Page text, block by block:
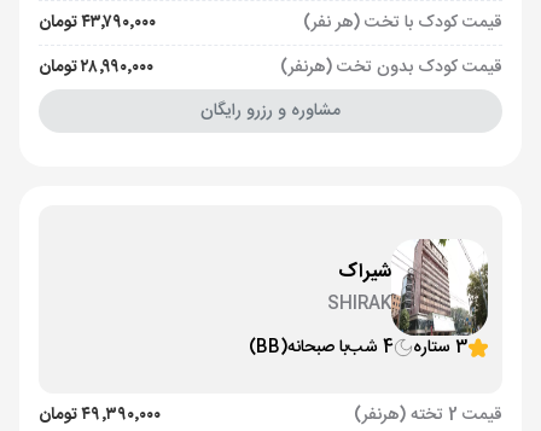
قیمت کودک با تخت (هر نفر)
۴۳٬۷۹۰٬۰۰۰ تومان
قیمت کودک بدون تخت (هرنفر)
۲۸٬۹۹۰٬۰۰۰ تومان
مشاوره و رزرو رایگان
شیراک
SHIRAK
3 ستاره
4 شب با صبحانه(BB)
قیمت 2 تخته (هرنفر)
۴۹٬۳۹۰٬۰۰۰ تومان